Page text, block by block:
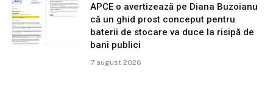
APCE o avertizează pe Diana Buzoianu
că un ghid prost conceput pentru
baterii de stocare va duce la risipă de
bani publici
7 august 2026